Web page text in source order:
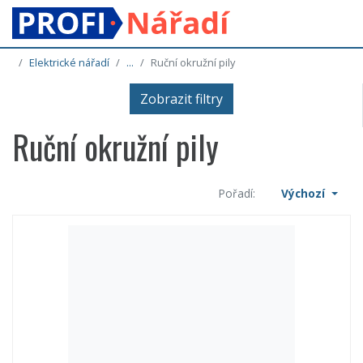
Elektrické nářadí ... Ruční okružní pily
Zobrazit filtry
Ruční okružní pily
Pořadí: Výchozí